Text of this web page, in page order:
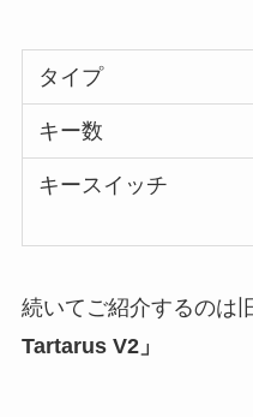
タイプ
キー数
キースイッチ
続いてご紹介するのは
Tartarus V2」